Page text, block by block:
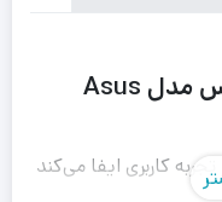
مانیتور مخصوص بازی ایسوس مدل Asus
کاربری ایفا می‌کند